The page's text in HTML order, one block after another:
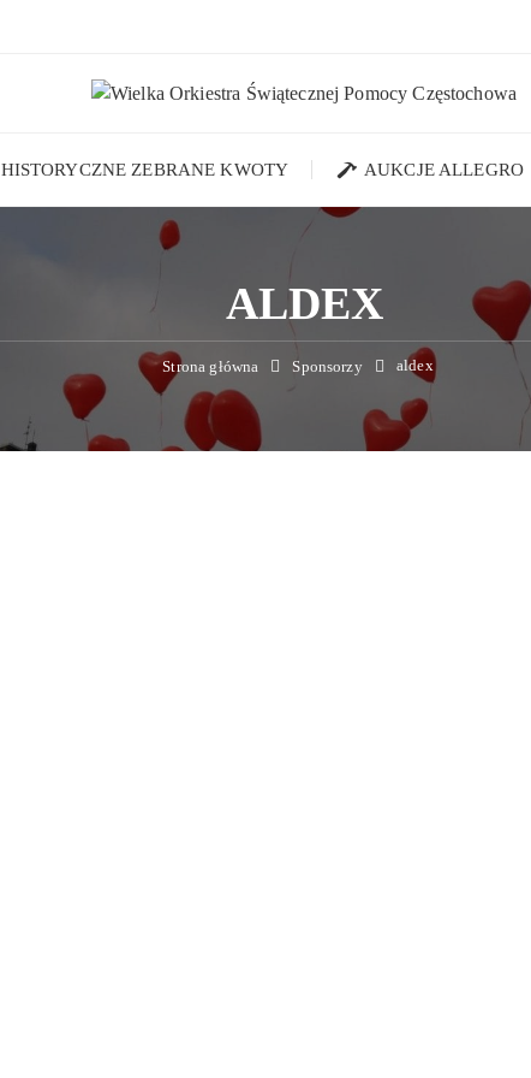
HISTORYCZNE ZEBRANE KWOTY AUKCJE ALLEGRO
ALDEX
Strona główna Sponsorzy aldex